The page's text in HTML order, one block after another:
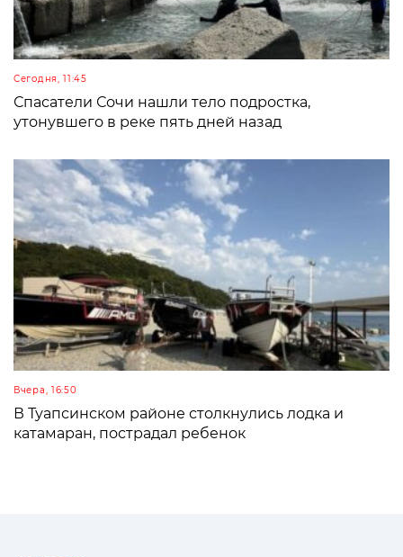
Сегодня, 11:45
Спасатели Сочи нашли тело подростка,
утонувшего в реке пять дней назад
Вчера, 16:50
В Туапсинском районе столкнулись лодка и
катамаран, пострадал ребенок